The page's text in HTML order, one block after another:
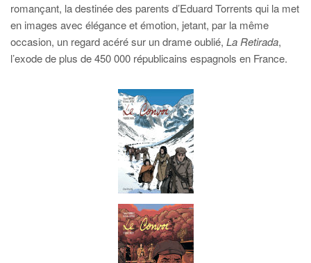
romançant, la destinée des parents d’Eduard Torrents qui la met
en images avec élégance et émotion, jetant, par la même
occasion, un regard acéré sur un drame oublié, La Retirada,
l’exode de plus de 450 000 républicains espagnols en France.